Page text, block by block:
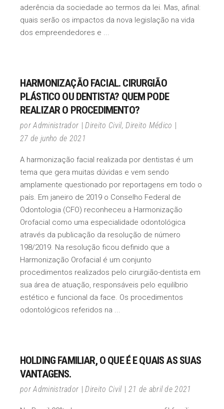
aderência da sociedade ao termos da lei. Mas, afinal:
quais serão os impactos da nova legislação na vida
dos empreendedores e
HARMONIZAÇÃO FACIAL. CIRURGIÃO
PLÁSTICO OU DENTISTA? QUEM PODE
REALIZAR O PROCEDIMENTO?
porAdministrador Direito Civil,Direito Médico
27 de junho de 2021
A harmonização facial realizada por dentistas é um
tema que gera muitas dúvidas e vem sendo
amplamente questionado por reportagens em todo o
país. Em janeiro de 2019 o Conselho Federal de
Odontologia (CFO) reconheceu a Harmonização
Orofacial como uma especialidade odontológica
através da publicação da resolução de número
198/2019. Na resolução ficou definido que a
Harmonização Orofacial é um conjunto
procedimentos realizados pelo cirurgião-dentista em
sua área de atuação, responsáveis pelo equilíbrio
estético e funcional da face. Os procedimentos
odontológicos referidos na
HOLDING FAMILIAR, O QUE É E QUAIS AS SUAS
VANTAGENS.
porAdministrador Direito Civil 21 de abril de 2021